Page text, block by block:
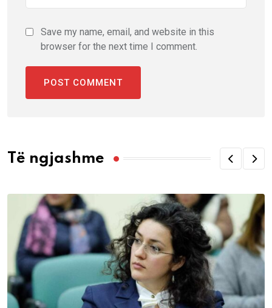
Save my name, email, and website in this
browser for the next time I comment.
Të ngjashme